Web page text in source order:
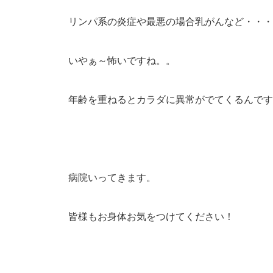
リンパ系の炎症や最悪の場合乳がんなど・・・
いやぁ～怖いですね。。
年齢を重ねるとカラダに異常がでてくるんで
病院いってきます。
皆様もお身体お気をつけてください！